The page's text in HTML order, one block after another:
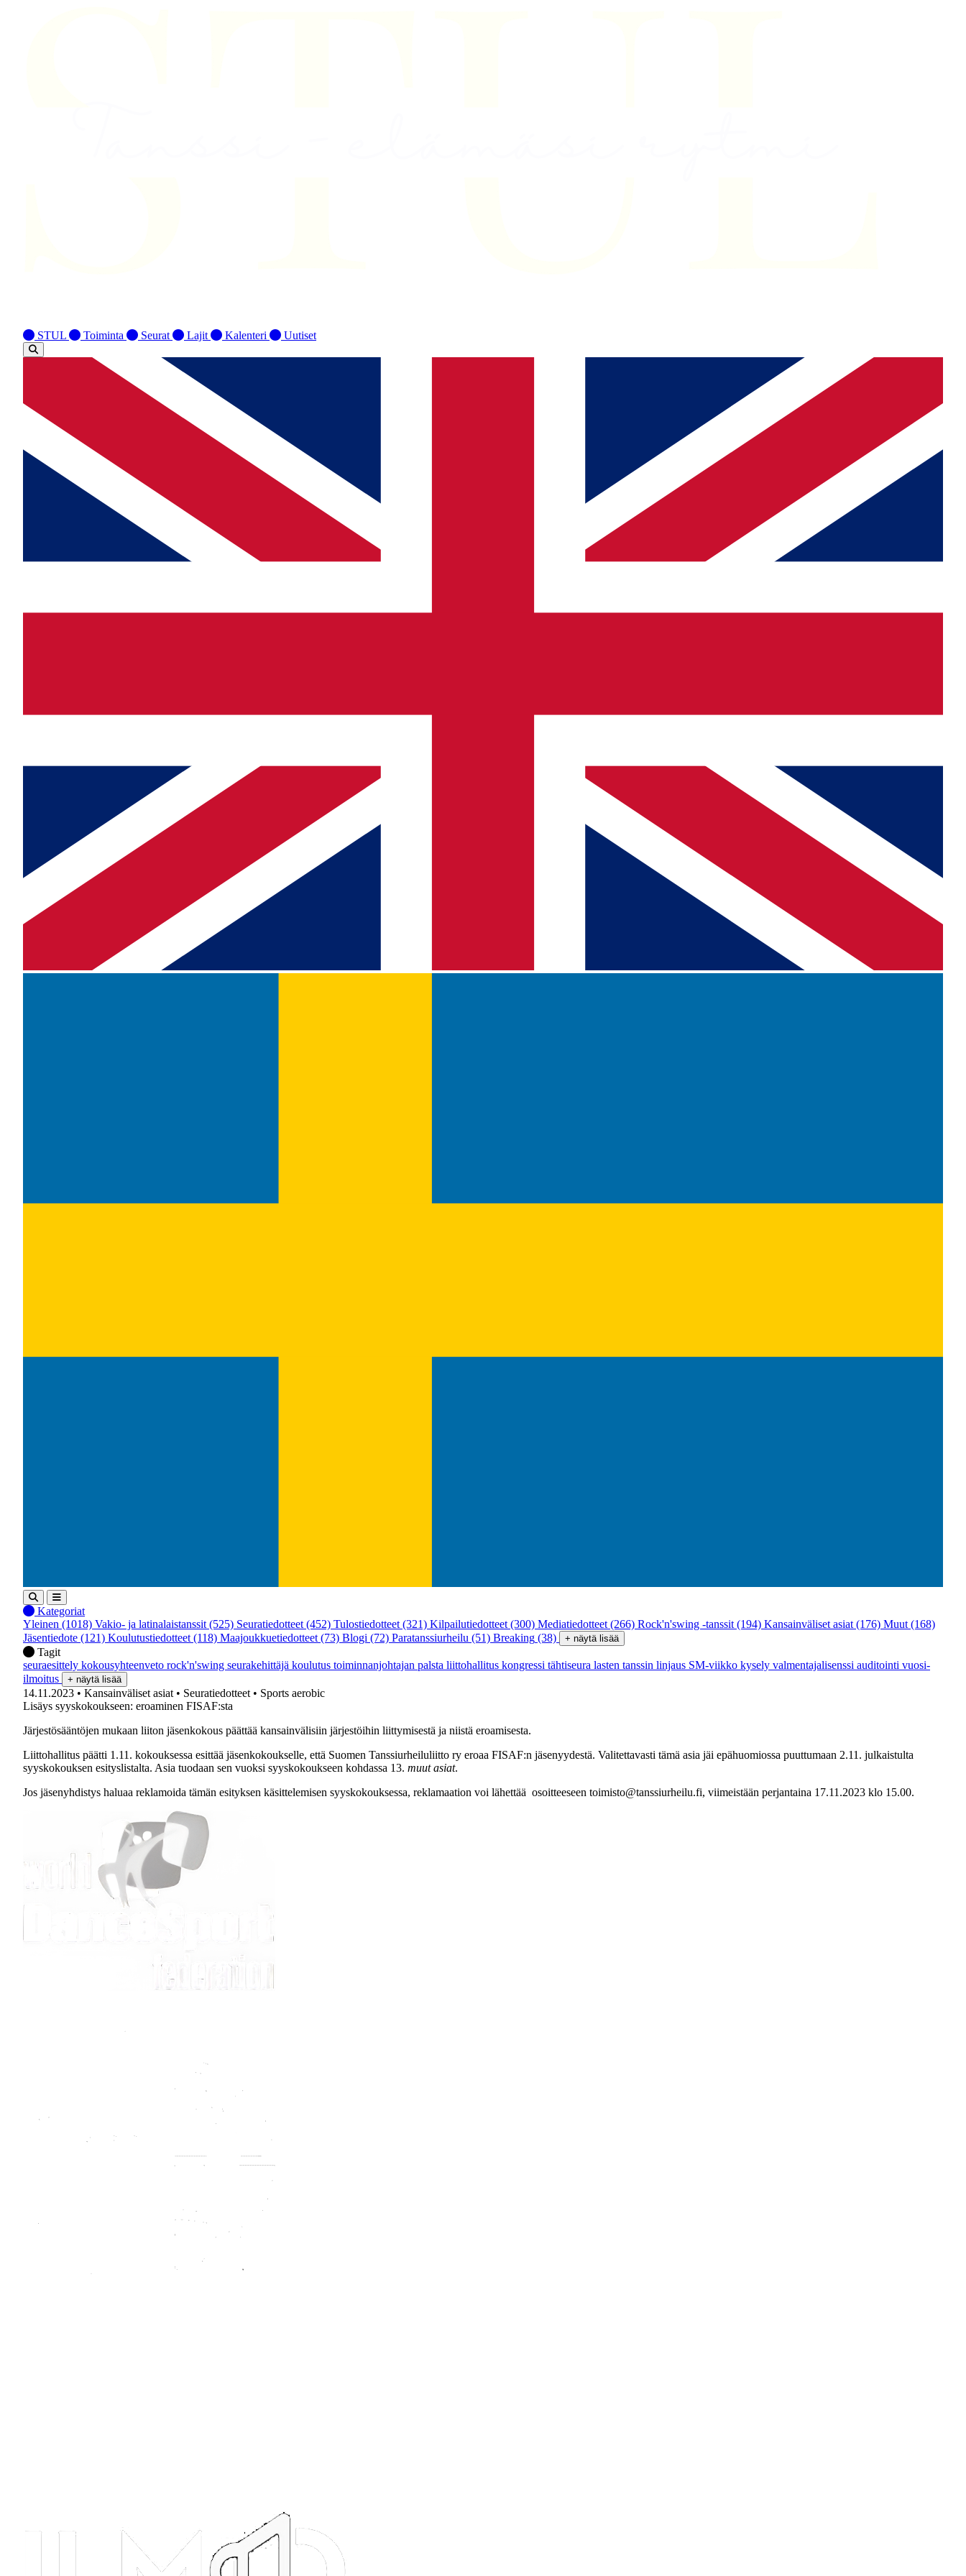
STUL Toiminta Seurat Lajit Kalenteri Uutiset
Kategoriat
Yleinen (1018) Vakio- ja latinalaistanssit (525) Seuratiedotteet (452) Tulostiedotteet (321) Kilpailutiedotteet (300) Mediatiedotteet (266) Rock'n'swing -tanssit (194) Kansainväliset asiat (176) Muut (168)
Jäsentiedote (121) Koulutustiedotteet (118) Maajoukkuetiedotteet (73) Blogi (72) Paratanssiurheilu (51) Breaking (38) + näytä lisää
Tagit
seuraesittely kokousyhteenveto rock'n'swing seurakehittäjä koulutus toiminnanjohtajan palsta liittohallitus kongressi tähtiseura lasten tanssin linjaus SM-viikko kysely valmentajalisenssi auditointi vuosi-
ilmoitus
+ näytä lisää
14.11.2023 • Kansainväliset asiat • Seuratiedotteet • Sports aerobic
Lisäys syyskokoukseen: eroaminen FISAF:sta
Järjestösääntöjen mukaan liiton jäsenkokous päättää kansainvälisiin järjestöihin liittymisestä ja niistä eroamisesta.
Liittohallitus päätti 1.11. kokouksessa esittää jäsenkokoukselle, että Suomen Tanssiurheiluliitto ry eroaa FISAF:n jäsenyydestä. Valitettavasti tämä asia jäi epähuomiossa puuttumaan 2.11. julkaistulta
syyskokouksen esityslistalta. Asia tuodaan sen vuoksi syyskokoukseen kohdassa 13. muut asiat.
Jos jäsenyhdistys haluaa reklamoida tämän esityksen käsittelemisen syyskokouksessa, reklamaation voi lähettää osoitteeseen toimisto@tanssiurheilu.fi, viimeistään perjantaina 17.11.2023 klo 15.00.